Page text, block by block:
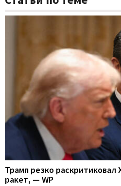
Трамп резко раскритиковал
ракет, — WP